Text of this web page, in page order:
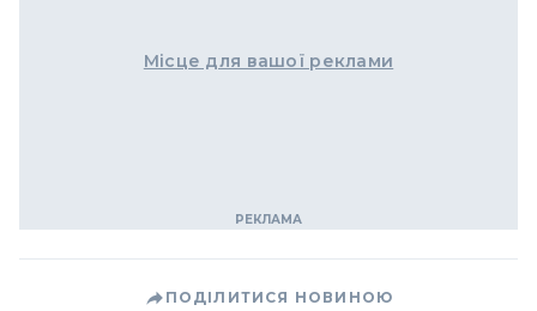
Місце для вашої реклами
ПОДІЛИТИСЯ НОВИНОЮ